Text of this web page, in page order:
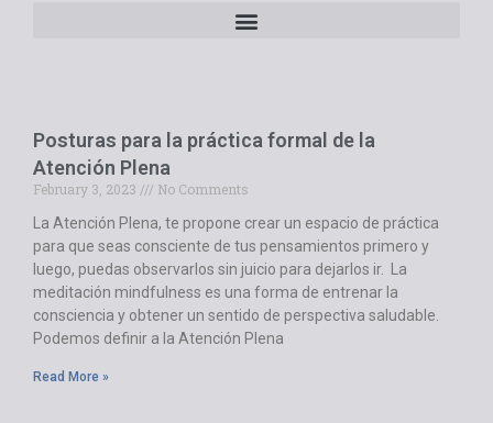
Posturas para la práctica formal de la
Atención Plena
February 3, 2023
No Comments
La Atención Plena, te propone crear un espacio de práctica
para que seas consciente de tus pensamientos primero y
luego, puedas observarlos sin juicio para dejarlos ir. La
meditación mindfulness es una forma de entrenar la
consciencia y obtener un sentido de perspectiva saludable.
Podemos definir a la Atención Plena
Read More »